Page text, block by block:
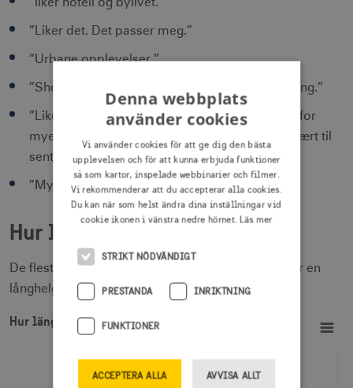
”Liker det. Det passer meg.”
”Urbane opplevelser.”
”Shopping, restauranter, beliggenhet, sightseeing.”
”Liker mye butikker, loppiser og lignende. Ikke for
mye utenfor allfarvei. Liker det sentrale. Eller nært til
sentrum iallefall.”
”Mye å se og alt finnes der.”
Hur länge stannade de?
De flesta norska resenärer stannade i Sverige över en
långhelg, mellan 5-7 dagar eller över en weekend.
Hur länge varade din resa?
Hur länge varade din resa?
Bar chart with 2 data series.
View as data table, Hur länge varade din resa?
The chart has 1 X axis displaying Tid.
Denna webbplats
använder cookies
Vi använder cookies för att ge dig den bästa
upplevelsen och för att kunna erbjuda funktioner
så som kartor, inspelade webbinarier och filmer.
Vi rekommenderar att du accepterar alla cookies.
Du kan när som helst ändra dina inställningar vid
cookie ikonen i vänstra nedre hörnet. Läs mer
STRIKT NÖDVÄNDIGT
PRESTANDA INRIKTNING
FUNKTIONER
ACCEPTERA ALLA AVVISA ALLT